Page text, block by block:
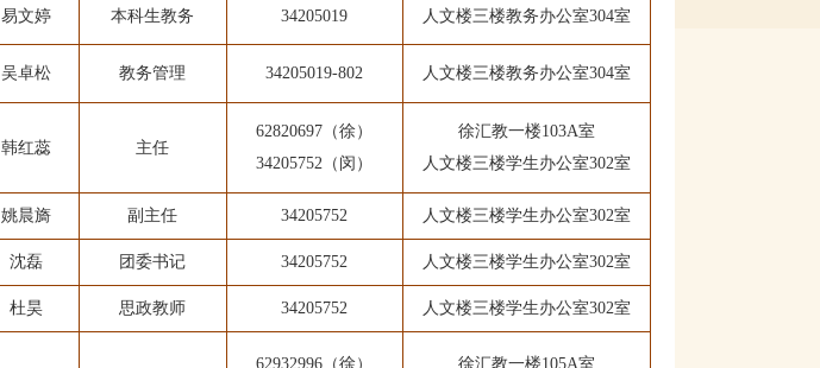
易文婷 本科生教务 34205019 人文楼三楼教务办公室304室
吴卓松 教务管理 34205019-802 人文楼三楼教务办公室304室
韩红蕊 主任
62820697 （徐）
34205752 （闵）
徐汇教一楼103A室
人文楼三楼学生办公室302室
姚晨旖 副主任 34205752 人文楼三楼学生办公室302室
沈磊 团委书记 34205752 人文楼三楼学生办公室302室
杜昊 思政教师 34205752 人文楼三楼学生办公室302室
62932996（徐） 徐汇教一楼105A室